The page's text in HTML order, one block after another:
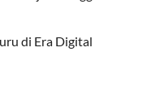
di Era Digital